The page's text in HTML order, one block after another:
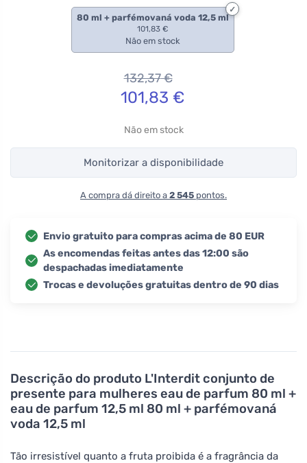
Descrição do produto L'Interdit conjunto de
presente para mulheres eau de parfum 80 ml +
eau de parfum 12,5 ml 80 ml + parfémovaná
voda 12,5 ml
Tão irresistível quanto a fruta proibida é a fragrância da
80 ml + parfémovaná voda 12,5 ml
101,83 €
Não em stock
132,37€
101,83 €
Não em stock
Monitorizar a disponibilidade
A compra dá direito a 2 545 pontos.
Envio gratuito para compras acima de 80 EUR
As encomendas feitas antes das 12:00 são
despachadas imediatamente
Trocas e devoluções gratuitas dentro de 90 dias